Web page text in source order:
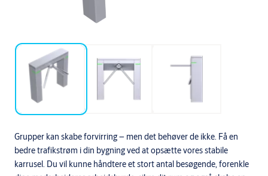
Grupper kan skabe forvirring – men det behøver de ikke. Få en
bedre trafikstrøm i din bygning ved at opsætte vores stabile
karrusel. Du vil kunne håndtere et stort antal besøgende, forenkle